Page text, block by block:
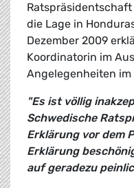
Ratspräsidentschaft
die Lage in
Dezember 2009
Koordinatorin im
Angelegenheiten im
"Es ist völlig
Schwedische
Erklärung vor dem
Erklärung
auf geradezu